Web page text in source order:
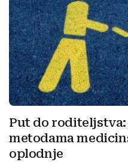
Put do
metodama
oplodnje